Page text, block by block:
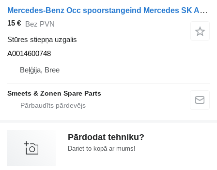
Mercedes-Benz Occ spoorstangeind Mercedes SK A0014600748 stūres stiepņa uzgalis paredzēts kravas automašīnas
15 € Bez PVN
Stūres stiepņa uzgalis
A0014600748
Beļģija, Bree
Smeets & Zonen Spare Parts
Pārdodat tehniku?
Dariet to kopā ar mums!